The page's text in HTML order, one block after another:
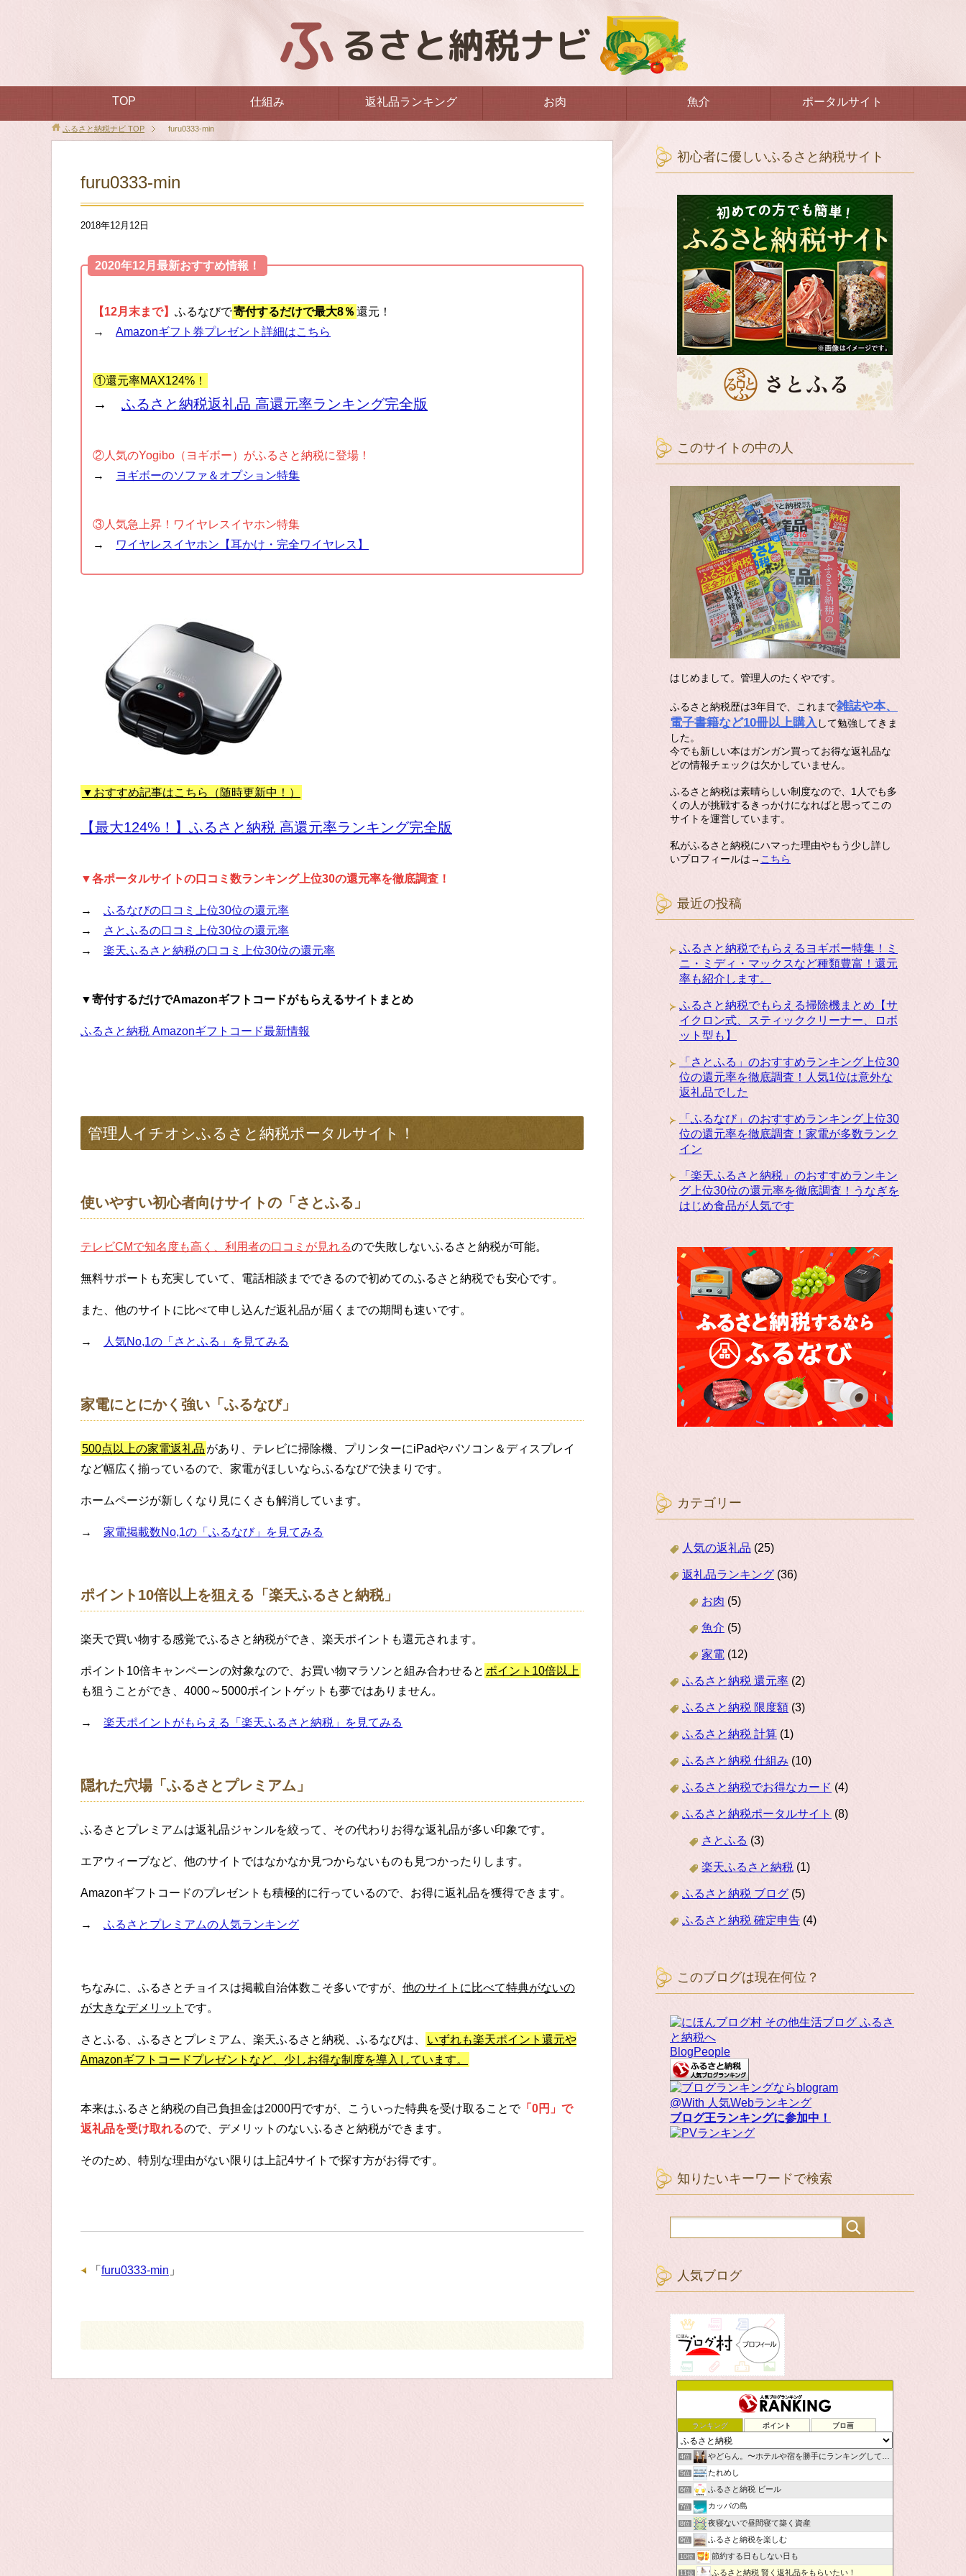
TOP 仕組み 返礼品ランキング お肉 魚介 ポータルサイト
ふるさと納税ナビ TOP furu0333-min
furu0333-min
2018年12月12日
2020年12月最新おすすめ情報！
【12月末まで】 ふるなびで寄付するだけで最大8％ 還元！
→ Amazonギフト券プレゼント詳細はこちら
①還元率MAX124%！
→ ふるさと納税返礼品 高還元率ランキング完全版
②人気のYogibo（ヨギボー）がふるさと納税に登場！
→
ヨギボーのソファ＆オプション特集
③人気急上昇！ワイヤレスイヤホン特集
→
ワイヤレスイヤホン【耳かけ・完全ワイヤレス】
▼おすすめ記事はこちら（随時更新中！）
【最大124%！】ふるさと納税 高還元率ランキング完全版
▼各ポータルサイトの口コミ数ランキング上位30の還元率を徹底調査！
→ ふるなびの口コミ上位30位の還元率
→
さとふるの口コミ上位30位の還元率
→ 楽天ふるさと納税の口コミ上位30位の還元率
▼寄付するだけでAmazonギフトコードがもらえるサイトまとめ
ふるさと納税 Amazonギフトコード最新情報
管理人イチオシふるさと納税ポータルサイト！
使いやすい初心者向けサイトの「さとふる」
テレビCMで知名度も高く、利用者の口コミが見れるので失敗しないふるさと納税が可能。
無料サポートも充実していて、電話相談までできるので初めてのふるさと納税でも安心です。
また、他のサイトに比べて申し込んだ返礼品が届くまでの期間も速いです。
→ 人気No,1の「さとふる」を見てみる
家電にとにかく強い「ふるなび」
500点以上の家電返礼品 があり、テレビに掃除機、プリンターにiPadやパソコン＆ディスプレイ
など幅広く揃っているので、家電がほしいならふるなびで決まりです。
ホームページが新しくなり見にくさも解消しています。
→ 家電掲載数No,1の「ふるなび」を見てみる
ポイント10倍以上を狙える「楽天ふるさと納税」
楽天で買い物する感覚でふるさと納税ができ、楽天ポイントも還元されます。
ポイント10倍キャンペーンの対象なので、お買い物マラソンと組み合わせると ポイント10倍以上
も狙うことができ、4000～5000ポイントゲットも夢ではありません。
→ 楽天ポイントがもらえる「楽天ふるさと納税」を見てみる
隠れた穴場「ふるさとプレミアム」
ふるさとプレミアムは返礼品ジャンルを絞って、その代わりお得な返礼品が多い印象です。
エアウィーブなど、他のサイトではなかなか見つからないものも見つかったりします。
Amazonギフトコードのプレゼントも積極的に行っているので、お得に返礼品を獲得できます。
→ ふるさとプレミアムの人気ランキング
ちなみに、ふるさとチョイスは掲載自治体数こそ多いですが、 他のサイトに比べて特典がないの
が大きなデメリット です。
さとふる、ふるさとプレミアム、楽天ふるさと納税、ふるなびは、
いずれも楽天ポイント還元や
Amazonギフトコードプレゼントなど、少しお得な制度を導入しています。
本来はふるさと納税の自己負担金は2000円ですが、こういった特典を受け取ることで「0円」で
返礼品を受け取れるので、デメリットのないふるさと納税ができます。
そのため、特別な理由がない限りは上記4サイトで探す方がお得です。
「 furu0333-min 」
初心者に優しいふるさと納税サイト
このサイトの中の人
はじめまして。管理人のたくやです。
ふるさと納税歴は3年目で、これまで雑誌や本、
電子書籍など10冊以上購入 して勉強してきま
した。
今でも新しい本はガンガン買ってお得な返礼品な
どの情報チェックは欠かしていません。
ふるさと納税は素晴らしい制度なので、1人でも多
くの人が挑戦するきっかけになればと思ってこの
サイトを運営しています。
私がふるさと納税にハマった理由やもう少し詳し
いプロフィールは→ こちら
最近の投稿
ふるさと納税でもらえるヨギボー特集！ミ
ニ・ミディ・マックスなど種類豊富！還元
率も紹介します。
ふるさと納税でもらえる掃除機まとめ【サ
イクロン式、スティッククリーナー、ロボ
ット型も】
「さとふる」のおすすめランキング上位30
位の還元率を徹底調査！人気1位は意外な
返礼品でした
「ふるなび」のおすすめランキング上位30
位の還元率を徹底調査！家電が多数ランク
イン
「楽天ふるさと納税」のおすすめランキン
グ上位30位の還元率を徹底調査！うなぎを
はじめ食品が人気です
カテゴリー
人気の返礼品 (25)
返礼品ランキング (36)
お肉 (5)
魚介 (5)
家電 (12)
ふるさと納税 還元率 (2)
ふるさと納税 限度額 (3)
ふるさと納税 計算 (1)
ふるさと納税 仕組み (10)
ふるさと納税でお得なカード (4)
ふるさと納税ポータルサイト (8)
さとふる (3)
楽天ふるさと納税 (1)
ふるさと納税 ブログ (5)
ふるさと納税 確定申告 (4)
このブログは現在何位？
BlogPeople
@With 人気Webランキング
ブログ王ランキングに参加中！
知りたいキーワードで検索
人気ブログ
ランキング ポイント ブロ画
4位 やどらん。〜ホテルや宿を勝手にランキングしてみた〜
5位 たれめし
6位 ふるさと納税 ビール
7位 カッパの島
8位 夜寝ないで昼間寝て築く資産
9位 ふるさと納税を楽しむ
10位 節約する日もしない日も
11位 ふるさと納税 賢く返礼品をもらいたい！